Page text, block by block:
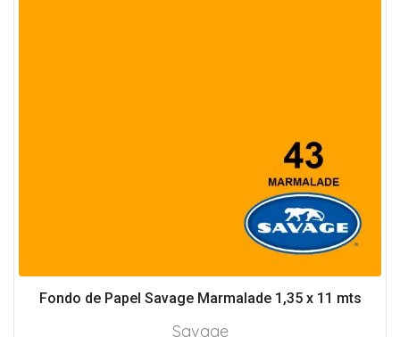
Fondo de Papel Savage Marmalade 1,35 x 11 mts
Savage